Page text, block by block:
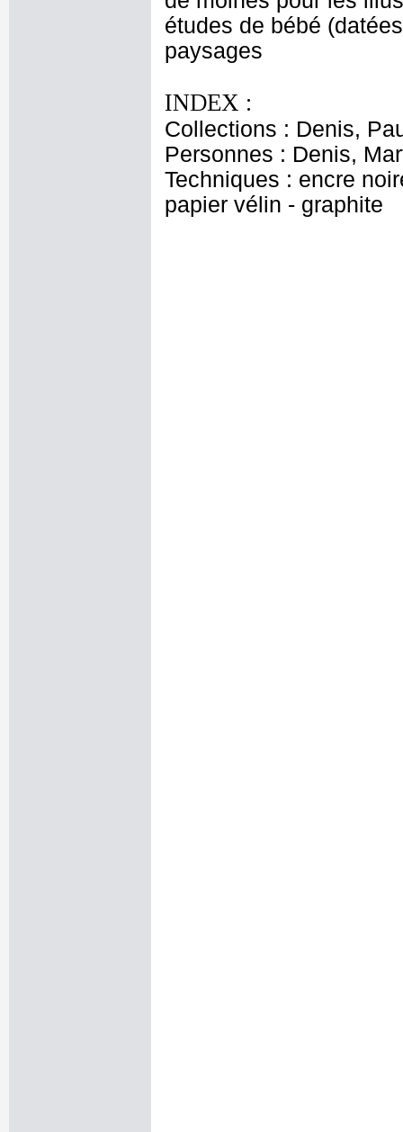
études de bébé
paysages
INDEX :
Collections : Denis,
Personnes : Denis,
Techniques : encre
papier vélin - graphite